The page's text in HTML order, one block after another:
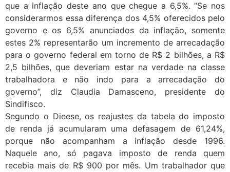
que a inflação deste ano que chegue a 6,5%. “Se nos
considerarmos essa diferença dos 4,5% oferecidos pelo
governo e os 6,5% anunciados da inflação, somente
estes 2% representarão um incremento de arrecadação
para o governo federal em torno de R$ 2 bilhões, a R$
2,5 bilhões, que deveriam estar na verdade na classe
trabalhadora e não indo para a arrecadação do
governo”, diz Claudia Damasceno, presidente do
Sindifisco.
Segundo o Dieese, os reajustes da tabela do imposto
de renda já acumularam uma defasagem de 61,24%,
porque não acompanham a inflação desde 1996.
Naquele ano, só pagava imposto de renda quem
recebia mais de R$ 900 por mês. Um trabalhador que